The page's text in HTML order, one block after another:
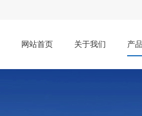
网站首页 关于我们 产